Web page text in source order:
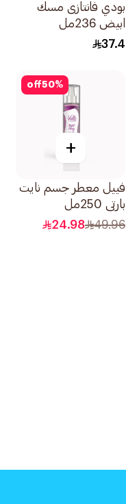
بودي فانتازى مسك
ابيض 236مل
37.4
50%
off
+
فييل معطر جسم نايت
بارتي 250مل
49.96
24.98